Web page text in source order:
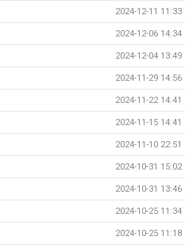
2024-12-11 11:33
2024-12-06 14:34
2024-12-04 13:49
2024-11-29 14:56
2024-11-22 14:41
2024-11-15 14:41
2024-11-10 22:51
2024-10-31 15:02
2024-10-31 13:46
2024-10-25 11:34
2024-10-25 11:18